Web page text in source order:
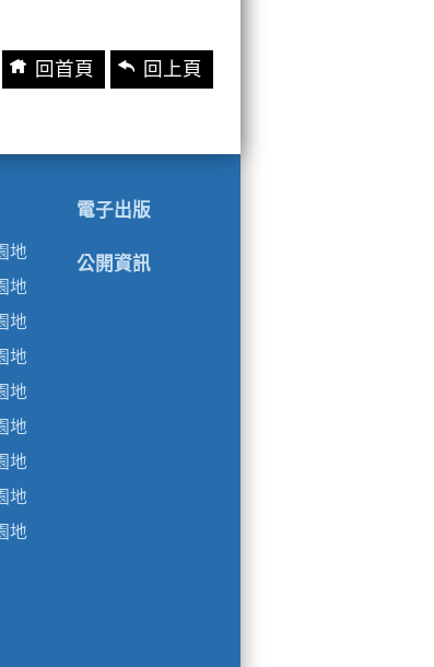
回首頁 回上頁
地
地
地
地
地
地
地
地
地
電子出版
公開資訊